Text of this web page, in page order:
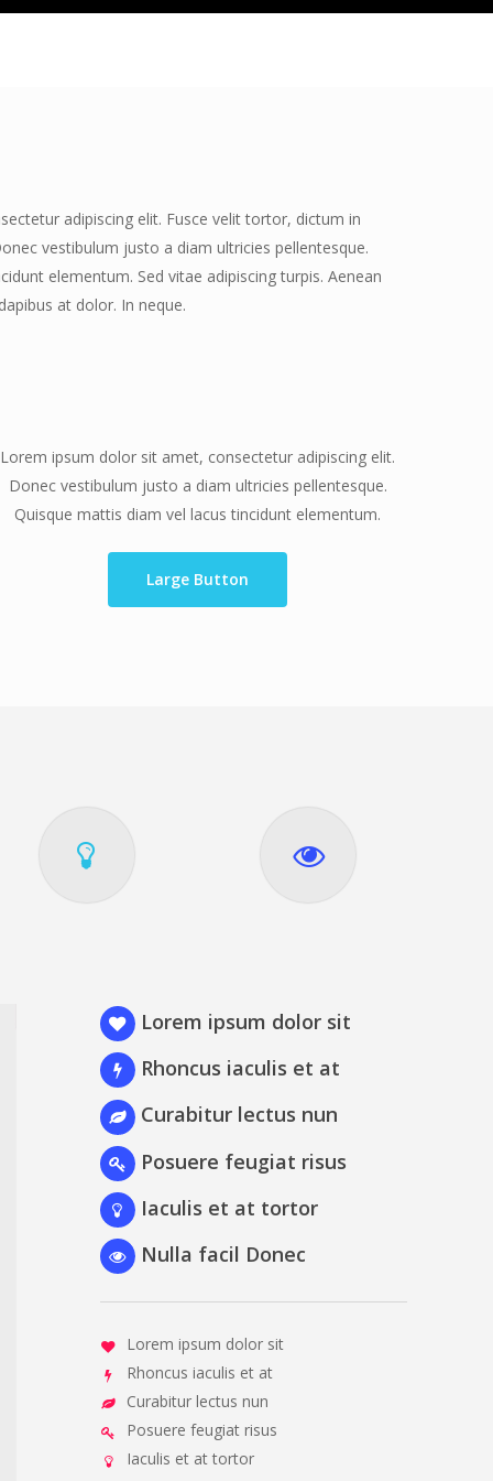
adipiscing elit. Fusce velit tortor, dictum in
vestibulum justo a diam ultricies pellentesque.
elementum. Sed vitae adipiscing turpis. Aenean
at dolor. In neque.
Lorem ipsum dolor sit amet, consectetur adipiscing elit.
Donec vestibulum justo a diam ultricies pellentesque.
Quisque mattis diam vel lacus tincidunt elementum.
Large Button
Lorem ipsum dolor sit
Rhoncus iaculis et at
Curabitur lectus nun
Posuere feugiat risus
Iaculis et at tortor
Nulla facil Donec
Lorem ipsum dolor sit
Rhoncus iaculis et at
Curabitur lectus nun
Posuere feugiat risus
Iaculis et at tortor